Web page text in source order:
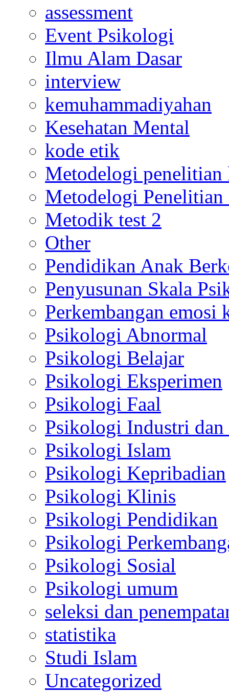
assessment
Event Psikologi
Ilmu Alam Dasar
interview
kemuhammadiyahan
Kesehatan Mental
kode etik
Metodelogi
Metodelogi
Metodik test 2
Other
Pendidikan Anak
Penyusunan Skala
Perkembangan emosi
Psikologi Abnormal
Psikologi Belajar
Psikologi Eksperimen
Psikologi Faal
Psikologi Industri dan
Psikologi Islam
Psikologi Kepribadian
Psikologi Klinis
Psikologi Pendidikan
Psikologi
Psikologi Sosial
Psikologi umum
seleksi dan
statistika
Studi Islam
Uncategorized